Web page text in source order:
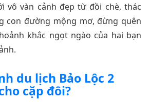
vô vàn cảnh đẹp từ đồi chè, thác
con đường mộng mơ, đừng quên
khắc ngọt ngào của hai bạn
du lịch Bảo Lộc 2
cặp đôi?